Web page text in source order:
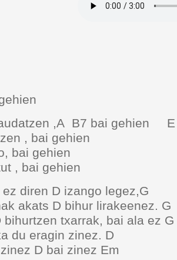
laudatzen ,A B7 bai
, bai gehien
bai gehien
, bai gehien
diren D izango legez,G
akats D bihur lirakeenez. G
txarrak, bai ala ez
du eragin zinez. D
D bai zinez Em